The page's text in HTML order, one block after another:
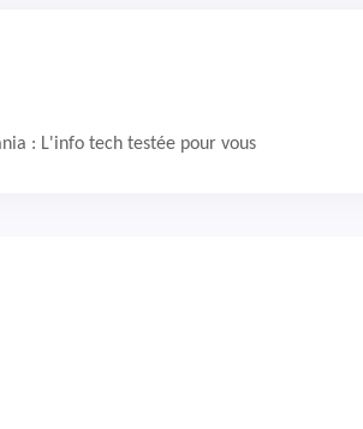
: L'info tech testée pour vous